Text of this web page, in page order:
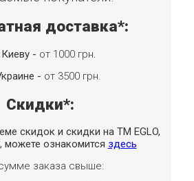
доставка*:
- от 1000 грн.
- от 3500 грн.
Скидки*:
скидок и скидки на TM EGLO,
можете ознакомится здесь
заказа свыше: